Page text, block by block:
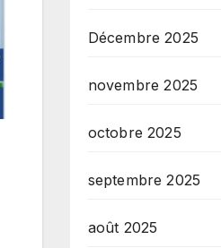
Décembre 2025
novembre 2025
octobre 2025
septembre 2025
août 2025